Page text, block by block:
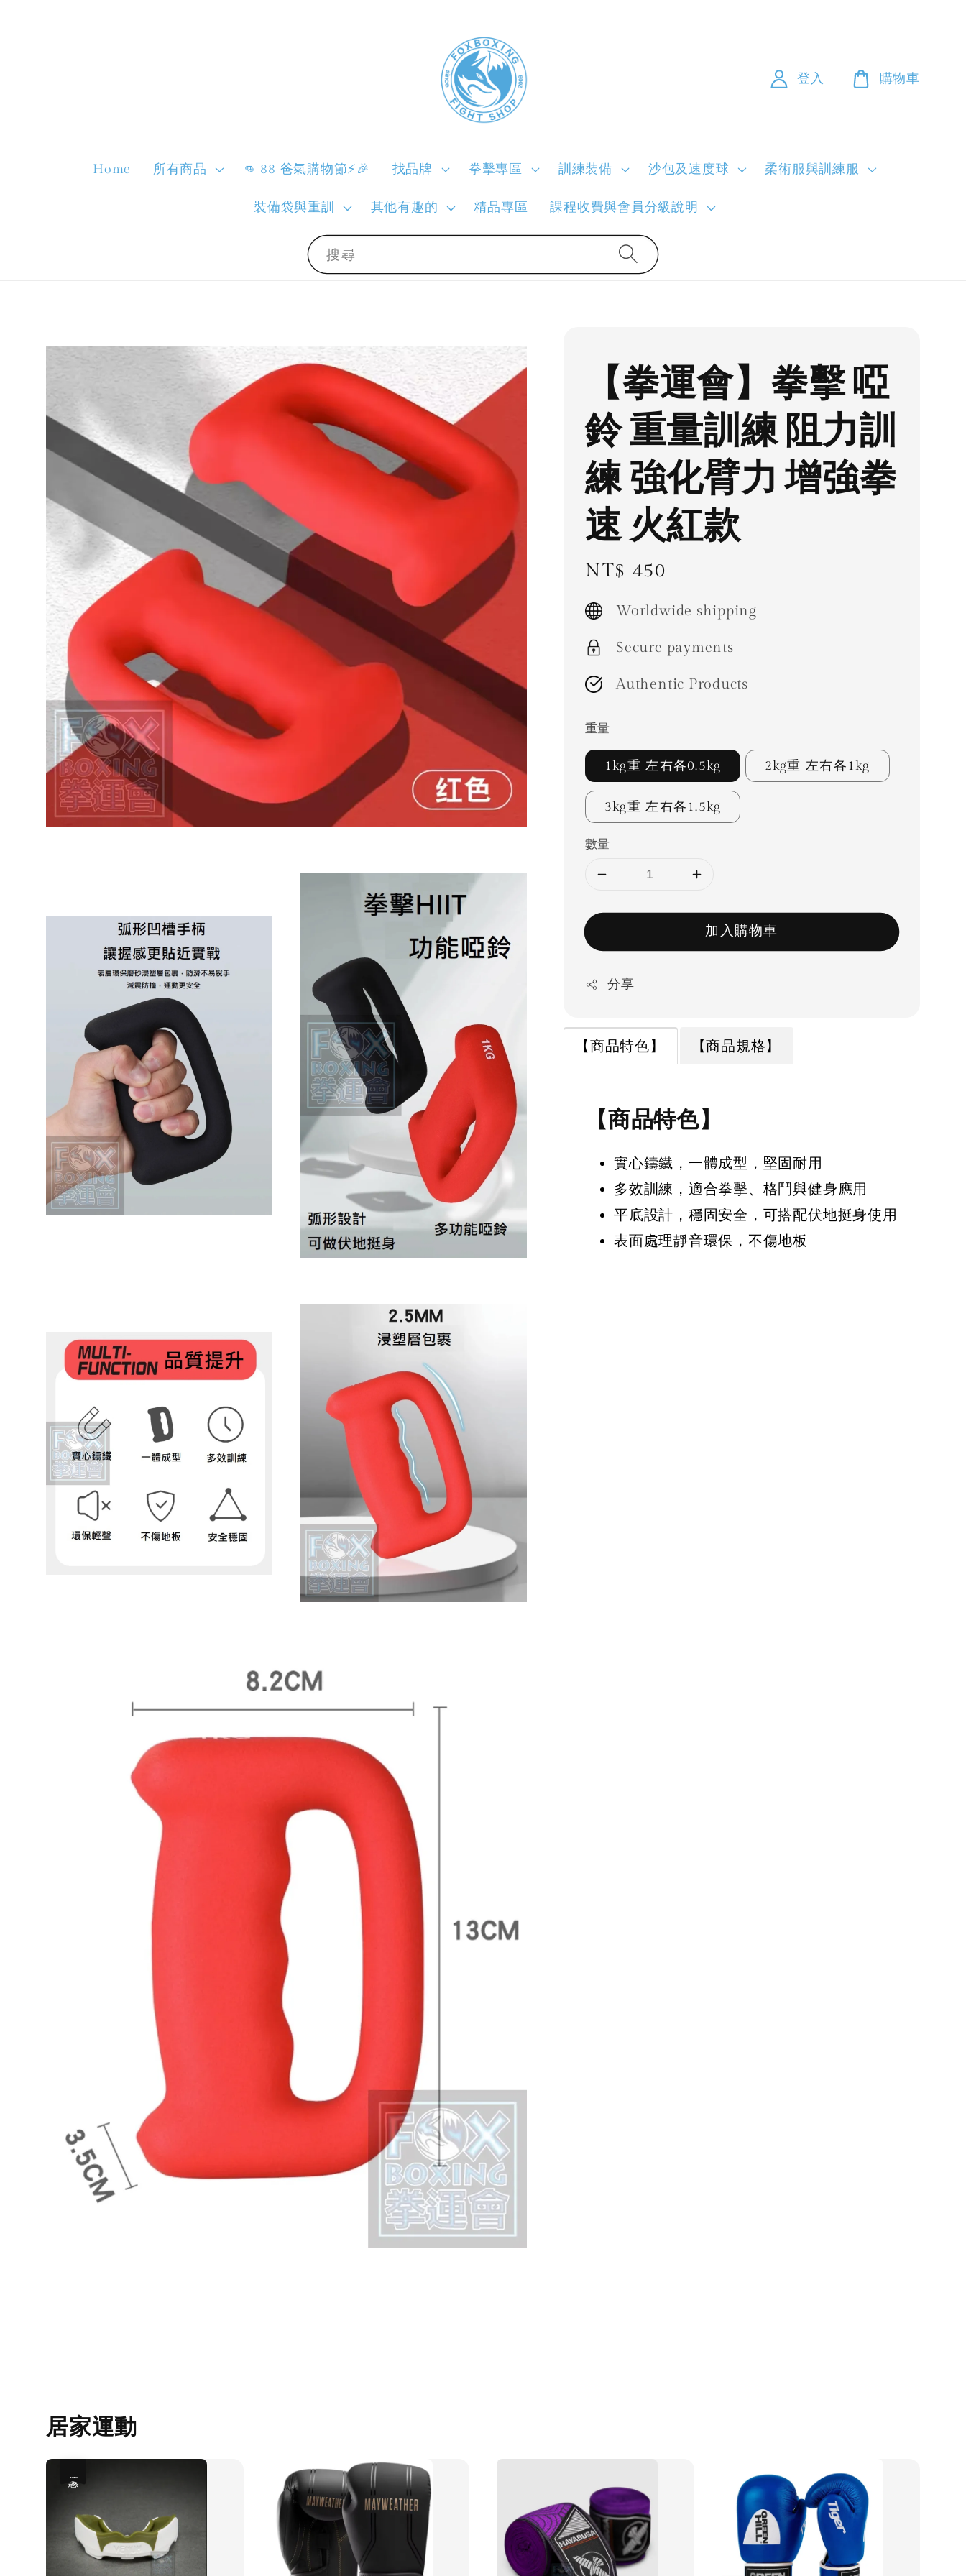
搜尋
Home 所有商品 👊 88 爸氣購物節⚡🎉 找品牌 拳擊專區 訓練裝備 沙包及速度球 柔術服與訓練服
裝備袋與重訓 其他有趣的 精品專區 課程收費與會員分級說明
登入 購物車
【拳運會】拳擊 啞
鈴 重量訓練 阻力訓
練 強化臂力 增強拳
速 火紅款
Regular
price
NT$ 450
Worldwide shipping
Secure payments
Authentic Products
重量
1kg重 左右各0.5kg 2kg重 左右各1kg
3kg重 左右各1.5kg
數量
加入購物車
分享
【商品特色】 【商品規格】
【商品特色】
實心鑄鐵，一體成型，堅固耐用
多效訓練，適合拳擊、格鬥與健身應用
平底設計，穩固安全，可搭配伏地挺身使用
表面處理靜音環保，不傷地板
居家運動